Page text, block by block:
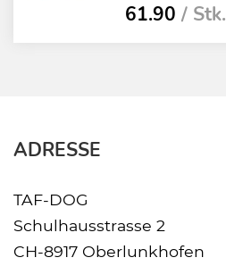
61.90 / Stk.
ADRESSE
TAF-DOG
Schulhausstrasse 2
CH-8917 Oberlunkhofen